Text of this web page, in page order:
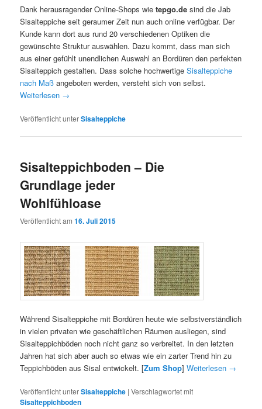
Dank herausragender Online-Shops wietepgo.de sind die Jab
Sisalteppiche seit geraumer Zeit nun auch online verfügbar. Der
Kunde kann dort aus rund 20 verschiedenen Optiken die
gewünschte Struktur auswählen. Dazu kommt, dass man sich
aus einer gefühlt unendlichen Auswahl an Bordüren den perfekten
Sisalteppich gestalten. Dass solche hochwertigeSisalteppiche
nach Maß angeboten werden, versteht sich von selbst.
Weiterlesen →
Veröffentlicht unterSisalteppiche
Sisalteppichboden – Die
Grundlage jeder
Wohlfühloase
Veröffentlicht am16. Juli 2015
Während Sisalteppiche mit Bordüren heute wie selbstverständlich
in vielen privaten wie geschäftlichen Räumen ausliegen, sind
Sisalteppichböden noch nicht ganz so verbreitet. In den letzten
Jahren hat sich aber auch so etwas wie ein zarter Trend hin zu
Teppichböden aus Sisal entwickelt. [Zum Shop]Weiterlesen →
Veröffentlicht unterSisalteppiche |Verschlagwortet mit
Sisalteppichboden